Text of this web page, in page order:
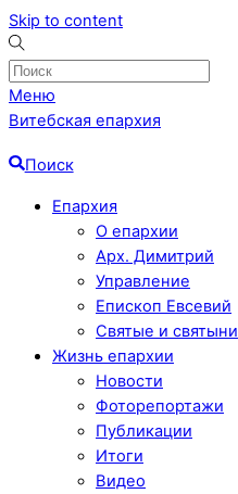
Skip to content
Меню
Витебская епархия
Поиск
Епархия
О епархии
Арх. Димитрий
Управление
Епископ Евсевий
Святые и святыни
Жизнь епархии
Новости
Фоторепортажи
Публикации
Итоги
Видео